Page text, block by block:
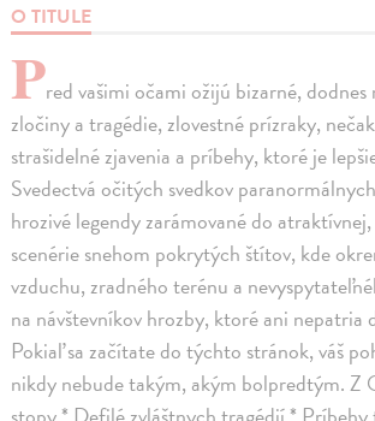
O TITULE
Pred vašimi očami ožijú bizarné, dodnes
zločiny a tragédie, zlovestné prízraky,
strašidelné zjavenia a príbehy, ktoré je
Svedectvá očitých svedkov
hrozivé legendy zarámované do
scenérie snehom pokrytých štítov, kde
vzduchu, zradného terénu a
na návštevníkov hrozby, ktoré ani nepatria
Pokiaľ sa začítate do týchto stránok, váš
nikdy nebude takým, akým bolpredtým. Z